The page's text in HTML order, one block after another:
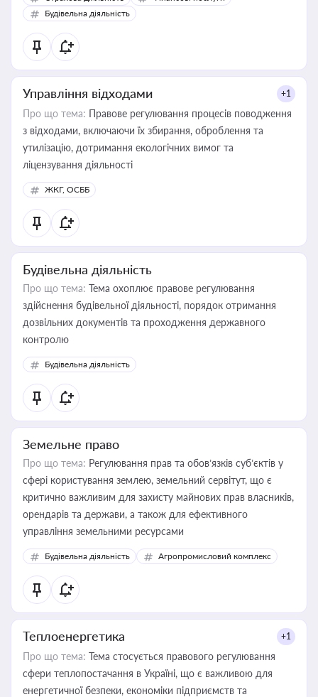
бухгалтера під час оподаткування, приватизації, оренди
державного майна, корпоративних угод і перевірки
статусу суб'єктів оціночної діяльності
Будівельна діяльність
Управління відходами +1
Про що тема: Правове регулювання процесів поводження
з відходами, включаючи їх збирання, оброблення та
утилізацію, дотримання екологічних вимог та
ліцензування діяльності
ЖКГ, ОСББ
Будівельна діяльність
Про що тема: Тема охоплює правове регулювання
здійснення будівельної діяльності, порядок отримання
дозвільних документів та проходження державного
контролю
Будівельна діяльність
Земельне право
Про що тема: Регулювання прав та обов’язків суб’єктів у
сфері користування землею, земельний сервітут, що є
критично важливим для захисту майнових прав власників,
орендарів та держави, а також для ефективного
управління земельними ресурсами
Будівельна діяльність Агропромисловий комплекс
Теплоенергетика +1
Про що тема: Тема стосується правового регулювання
сфери теплопостачання в Україні, що є важливою для
енергетичної безпеки, економіки підприємств та